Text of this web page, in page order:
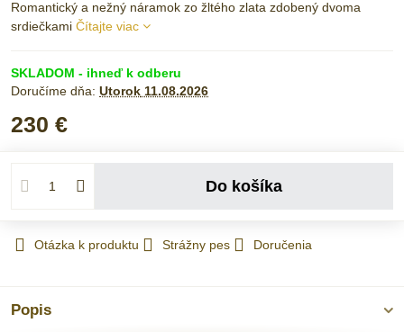
Romantický a nežný náramok zo žltého zlata zdobený dvoma
srdiečkami Čítajte viac
SKLADOM - ihneď k odberu
Doručíme dňa: Utorok 11.08.2026
230 €
Do košíka
Otázka k produktu Strážny pes Doručenia
Popis